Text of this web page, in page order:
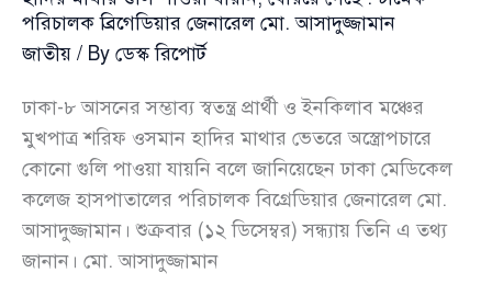
পরিচালক ব্রিগেডিয়ার জেনারেল মো. আসাদুজ্জামান
জাতীয় / By ডেস্ক রিপোর্ট
ঢাকা-৮ আসনের সম্ভাব্য স্বতন্ত্র প্রার্থী ও ইনকিলাব মঞ্চের
মুখপাত্র শরিফ ওসমান হাদির মাথার ভেতরে অস্ত্রোপচারে
কোনো গুলি পাওয়া যায়নি বলে জানিয়েছেন ঢাকা মেডিকেল
কলেজ হাসপাতালের পরিচালক বিগ্রেডিয়ার জেনারেল মো.
আসাদুজ্জামান। শুক্রবার (১২ ডিসেম্বর) সন্ধ্যায় তিনি এ তথ্য
জানান। মো. আসাদুজ্জামান